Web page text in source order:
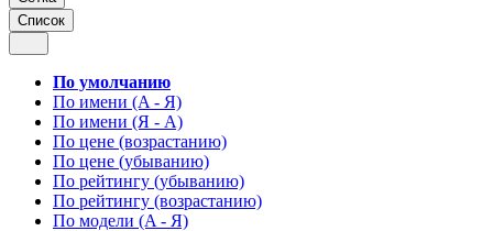
Список
По умолчанию
По имени (A - Я)
По имени (Я - A)
По цене (возрастанию)
По цене (убыванию)
По рейтингу (убыванию)
По рейтингу (возрастанию)
По модели (A - Я)